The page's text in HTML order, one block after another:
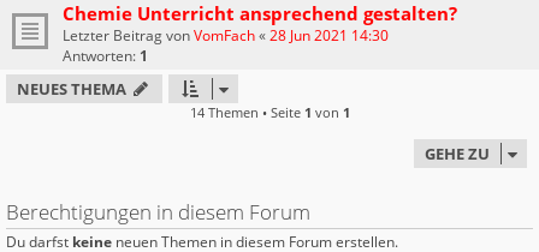
Chemie Unterricht ansprechend gestalten?
Letzter Beitrag vonVomFach«28 Jun 2021 14:30
Antworten: 1
NEUES THEMA
14 Themen • Seite 1 von 1
GEHE ZU
Berechtigungen in diesem Forum
Du darfst keine neuen Themen in diesem Forum erstellen.